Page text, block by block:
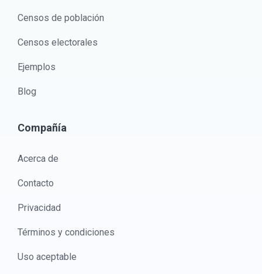
Censos de población
Censos electorales
Ejemplos
Blog
Compañía
Acerca de
Contacto
Privacidad
Términos y condiciones
Uso aceptable